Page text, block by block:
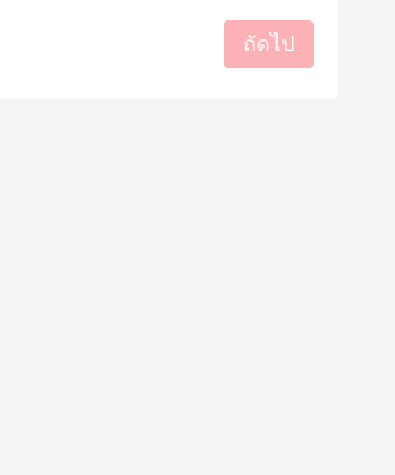
m*****l
ถัดไป